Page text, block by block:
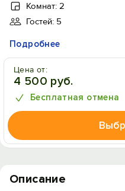
Комнат: 2
Гостей: 5
Подробнее
Цена от:
4 500 руб.
Бесплатная отмена
Описание